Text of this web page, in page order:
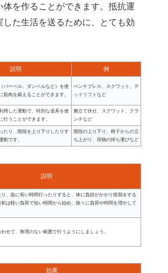
体を作ることができます。抵抗運
した生活を送るために、とても効
説明 例
バーベル、ダンベルなど）を使
筋肉を鍛えることができます。
ベンチプレス、スクワット、デ
ッドリフトなど
用した運動で、特別な道具を使
行うことができます。
腕立て伏せ、スクワット、クラ
ンチなど
たり、階段を上り下りしたりす
動です。
階段の上り下り、椅子からの立
ち上がり、荷物の持ち運びなど
説明
、急に長い時間行ったりすると、体に負担がかかり怪我をする
は軽い負荷で短い時間から始め、徐々に負荷や時間を増やして
せて、無理のない範囲で行うようにしましょう。
効果